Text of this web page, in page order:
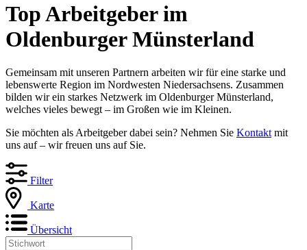
Top Arbeitgeber im
Oldenburger Münsterland
Gemeinsam mit unseren Partnern arbeiten wir für eine starke und
lebenswerte Region im Nordwesten Niedersachsens. Zusammen
bilden wir ein starkes Netzwerk im Oldenburger Münsterland,
welches vieles bewegt – im Großen wie im Kleinen.
Sie möchten als Arbeitgeber dabei sein? Nehmen Sie Kontakt mit
uns auf – wir freuen uns auf Sie.
Filter
Karte
Übersicht